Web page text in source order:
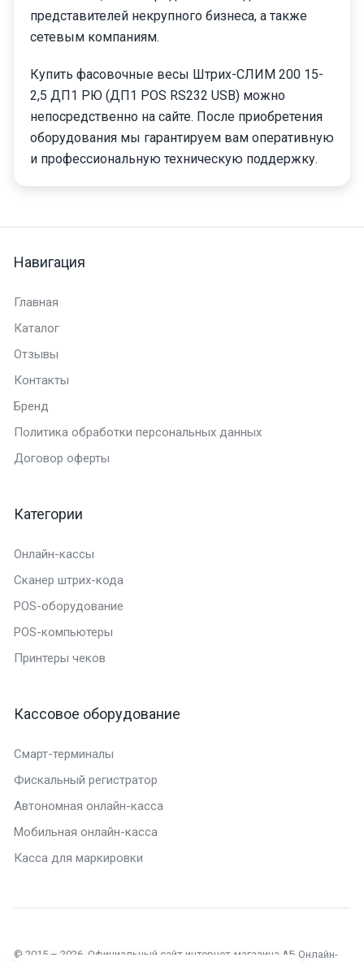
представителей некрупного бизнеса, а также
сетевым компаниям.
Купить фасовочные весы Штрих-СЛИМ 200 15-
2,5 ДП1 РЮ (ДП1 POS RS232 USB) можно
непосредственно на сайте. После приобретения
оборудования мы гарантируем вам оперативную
и профессиональную техническую поддержку.
Навигация
Главная
Каталог
Отзывы
Контакты
Бренд
Политика обработки персональных данных
Договор оферты
Категории
Онлайн-кассы
Сканер штрих-кода
POS-оборудование
POS-компьютеры
Принтеры чеков
Кассовое оборудование
Смарт-терминалы
Фискальный регистратор
Автономная онлайн-касса
Мобильная онлайн-касса
Касса для маркировки
© 2015 – 2026. Официальный сайт интернет-магазина АБ Онлайн-